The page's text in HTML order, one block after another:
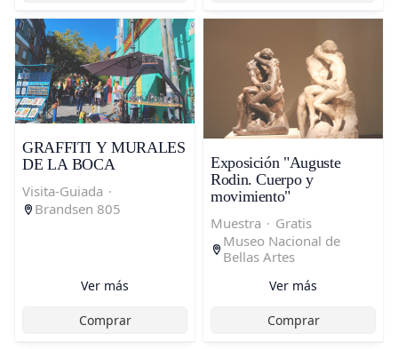
GRAFFITI Y MURALES
DE LA BOCA
Visita-Guiada ·
Brandsen 805
Ver más
Comprar
Exposición "Auguste
Rodin. Cuerpo y
movimiento"
Muestra · Gratis
Museo Nacional de
Bellas Artes
Ver más
Comprar